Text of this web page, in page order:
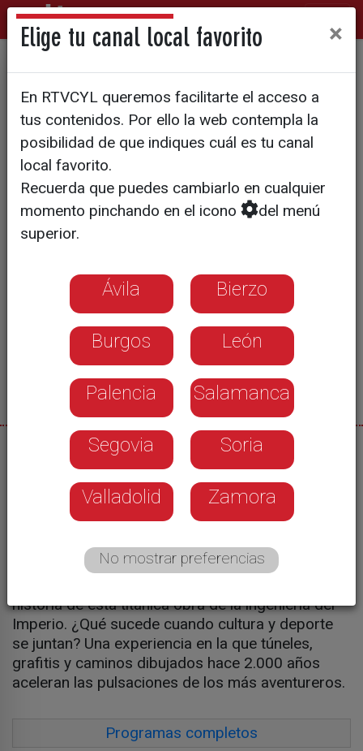
Viaje en el tiempo a golpe de
pedal
06/03/2023
Sergio Saseta
Los chicos deeBerentproponenrecorrer los
canales romanos de la Sierra de la Cabrera
historia de esta titánica obra de la ingeniería del
Imperio. ¿Qué sucede cuando cultura y deporte
se juntan? Una experiencia en la que túneles,
grafitis y caminos dibujados hace 2.000 años
aceleran las pulsaciones de los más aventureros.
Programas completos
Elige tu canal local favorito ×
En RTVCYL queremos facilitarte el acceso a
tus contenidos. Por ello la web contempla la
posibilidad de que indiques cuál es tu canal
local favorito.
Recuerda que puedes cambiarlo en cualquier
momento pinchando en el icono
del menú
superior.
Ávila Bierzo
Burgos León
Palencia Salamanca
Segovia Soria
Valladolid Zamora
No mostrar preferencias